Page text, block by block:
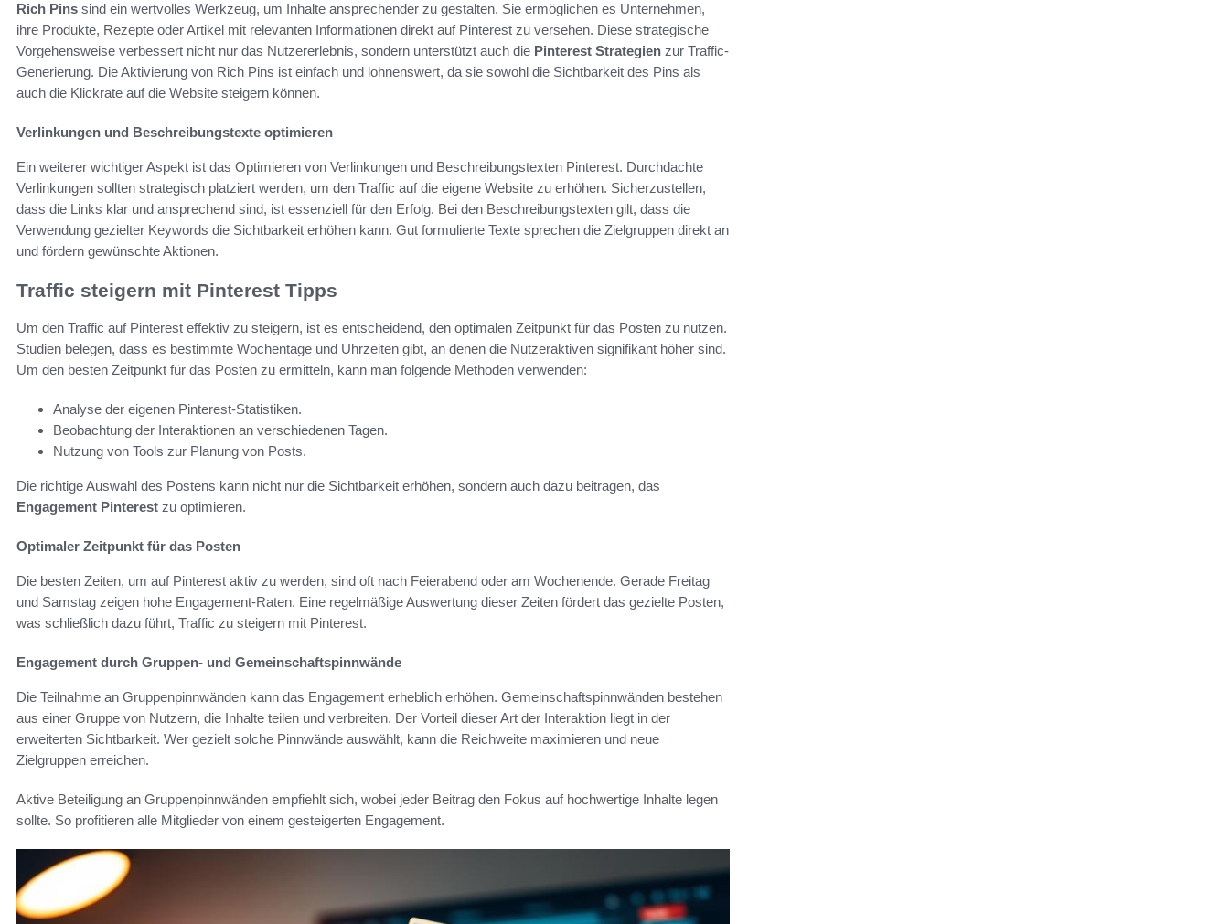
Rich Pins sind ein wertvolles Werkzeug, um Inhalte ansprechender zu gestalten. Sie ermöglichen es Unternehmen,
ihre Produkte, Rezepte oder Artikel mit relevanten Informationen direkt auf Pinterest zu versehen. Diese strategische
Vorgehensweise verbessert nicht nur das Nutzererlebnis, sondern unterstützt auch die Pinterest Strategien zur Traffic-
Generierung. Die Aktivierung von Rich Pins ist einfach und lohnenswert, da sie sowohl die Sichtbarkeit des Pins als
auch die Klickrate auf die Website steigern können.
Verlinkungen und Beschreibungstexte optimieren
Ein weiterer wichtiger Aspekt ist das Optimieren von Verlinkungen und Beschreibungstexten Pinterest. Durchdachte
Verlinkungen sollten strategisch platziert werden, um den Traffic auf die eigene Website zu erhöhen. Sicherzustellen,
dass die Links klar und ansprechend sind, ist essenziell für den Erfolg. Bei den Beschreibungstexten gilt, dass die
Verwendung gezielter Keywords die Sichtbarkeit erhöhen kann. Gut formulierte Texte sprechen die Zielgruppen direkt an
und fördern gewünschte Aktionen.
Traffic steigern mit Pinterest Tipps
Um den Traffic auf Pinterest effektiv zu steigern, ist es entscheidend, den optimalen Zeitpunkt für das Posten zu nutzen.
Studien belegen, dass es bestimmte Wochentage und Uhrzeiten gibt, an denen die Nutzeraktiven signifikant höher sind.
Um den besten Zeitpunkt für das Posten zu ermitteln, kann man folgende Methoden verwenden:
Analyse der eigenen Pinterest-Statistiken.
Beobachtung der Interaktionen an verschiedenen Tagen.
Nutzung von Tools zur Planung von Posts.
Die richtige Auswahl des Postens kann nicht nur die Sichtbarkeit erhöhen, sondern auch dazu beitragen, das
Engagement Pinterest zu optimieren.
Optimaler Zeitpunkt für das Posten
Die besten Zeiten, um auf Pinterest aktiv zu werden, sind oft nach Feierabend oder am Wochenende. Gerade Freitag
und Samstag zeigen hohe Engagement-Raten. Eine regelmäßige Auswertung dieser Zeiten fördert das gezielte Posten,
was schließlich dazu führt, Traffic zu steigern mit Pinterest.
Engagement durch Gruppen- und Gemeinschaftspinnwände
Die Teilnahme an Gruppenpinnwänden kann das Engagement erheblich erhöhen. Gemeinschaftspinnwänden bestehen
aus einer Gruppe von Nutzern, die Inhalte teilen und verbreiten. Der Vorteil dieser Art der Interaktion liegt in der
erweiterten Sichtbarkeit. Wer gezielt solche Pinnwände auswählt, kann die Reichweite maximieren und neue
Zielgruppen erreichen.
Aktive Beteiligung an Gruppenpinnwänden empfiehlt sich, wobei jeder Beitrag den Fokus auf hochwertige Inhalte legen
sollte. So profitieren alle Mitglieder von einem gesteigerten Engagement.